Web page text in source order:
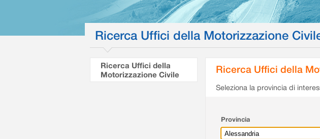
Ricerca Uffici della Motorizzazione
Ricerca Uffici della
Motorizzazione Civile
Ricerca Uffici della
Seleziona la provincia di
Provincia